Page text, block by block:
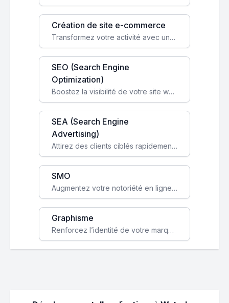
Création de site e-commerce
Transformez votre activité avec une boutique en ligne, accessible à l'échelle mondiale 24/7.
SEO (Search Engine
Optimization)
Boostez la visibilité de votre site web sur Google et attirez du trafic qualifié grâce à nos stratégies SEO.
SEA (Search Engine
Advertising)
Attirez des clients ciblés rapidement avec des campagnes publicitaires payantes optimisées pour vos objectifs.
SMO
Augmentez votre notoriété en ligne et stimulez la croissance de votre entreprise grâce à une stratégie sociale sur mesure.
Graphisme
Renforcez l’identité de votre marque avec un design unique qui capte l’attention et engage vos clients.